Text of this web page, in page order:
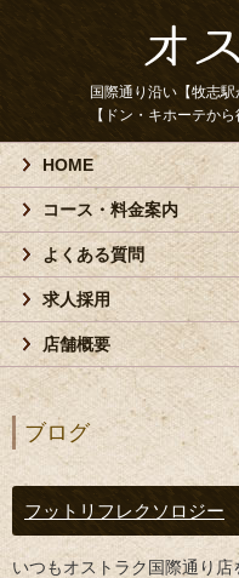
国際通り沿い【牧志駅
【ドン・キホーテから
HOME
コース・料金案内
よくある質問
求人採用
店舗概要
ブログ
フットリフレクソロジー
いつもオストラク国際通り